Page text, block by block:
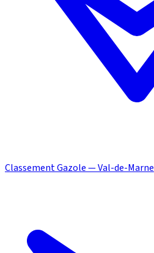
Classement Gazole — Val-de-Marne